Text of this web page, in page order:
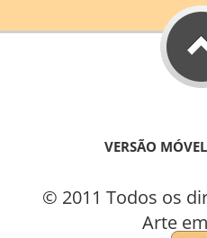
VERSÃO MÓVEL
© 2011 Todos os
Arte